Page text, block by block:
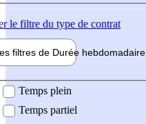
le filtre du type de contrat
filtres de Durée hebdomadaire
Temps plein
Temps partiel